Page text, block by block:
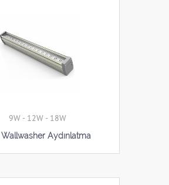
9W - 12W - 18W
Wallwasher Aydınlatma